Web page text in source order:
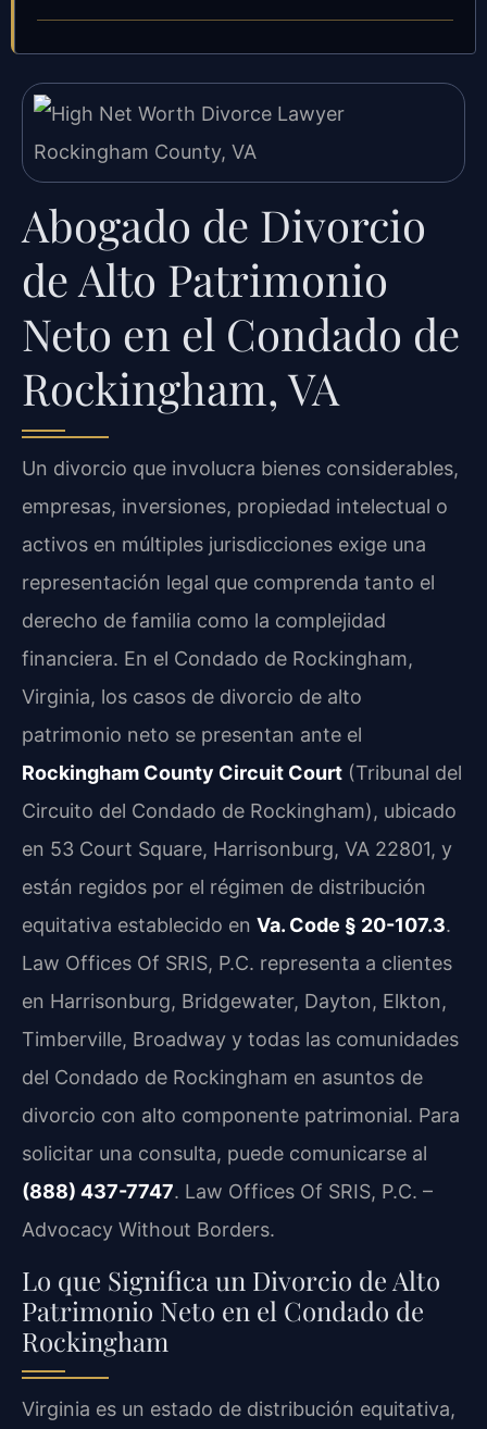
Abogado de Divorcio
de Alto Patrimonio
Neto en el Condado de
Rockingham, VA
Un divorcio que involucra bienes considerables,
empresas, inversiones, propiedad intelectual o
activos en múltiples jurisdicciones exige una
representación legal que comprenda tanto el
derecho de familia como la complejidad
financiera. En el Condado de Rockingham,
Virginia, los casos de divorcio de alto
patrimonio neto se presentan ante el
Rockingham County Circuit Court (Tribunal del
Circuito del Condado de Rockingham), ubicado
en 53 Court Square, Harrisonburg, VA 22801, y
están regidos por el régimen de distribución
equitativa establecido en Va. Code § 20-107.3.
Law Offices Of SRIS, P.C. representa a clientes
en Harrisonburg, Bridgewater, Dayton, Elkton,
Timberville, Broadway y todas las comunidades
del Condado de Rockingham en asuntos de
divorcio con alto componente patrimonial. Para
solicitar una consulta, puede comunicarse al
(888) 437-7747. Law Offices Of SRIS, P.C. –
Advocacy Without Borders.
Lo que Significa un Divorcio de Alto
Patrimonio Neto en el Condado de
Rockingham
Virginia es un estado de distribución equitativa,